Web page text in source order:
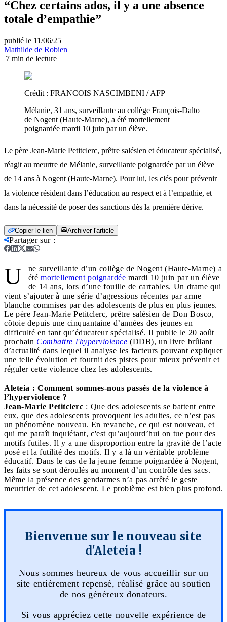
“Chez certains ados, il y a une absence
totale d’empathie”
publié le 11/06/25|
Mathilde de Robien
|7 min de lecture
Crédit : FRANCOIS NASCIMBENI / AFP
Mélanie, 31 ans, surveillante au collège François-Dalto
de Nogent (Haute-Marne), a été mortellement
poignardée mardi 10 juin par un élève.
Le père Jean-Marie Petitclerc, prêtre salésien et éducateur spécialisé,
réagit au meurtre de Mélanie, surveillante poignardée par un élève
de 14 ans à Nogent (Haute-Marne). Pour lui, les clés pour prévenir
la violence résident dans l’éducation au respect et à l’empathie, et
dans la nécessité de poser des sanctions dès la première dérive.
Copier le lien Archiver l'article
Partager sur:
U
ne surveillante d’un collège de Nogent (Haute-Marne) a
été mortellement poignardée mardi 10 juin par un élève
de 14 ans, lors d’une fouille de cartables. Un drame qui
vient s’ajouter à une série d’agressions récentes par arme
blanche commises par des adolescents de plus en plus jeunes.
Le père Jean-Marie Petitclerc, prêtre salésien de Don Bosco,
côtoie depuis une cinquantaine d’années des jeunes en
difficulté en tant qu’éducateur spécialisé. Il publie le 20 août
prochain Combattre l'hyperviolence (DDB), un livre brûlant
d’actualité dans lequel il analyse les facteurs pouvant expliquer
une telle évolution et fournit des pistes pour mieux prévenir et
réguler cette violence chez les adolescents.
Aleteia : Comment sommes-nous passés de la violence à
l’hyperviolence ?
Jean-Marie Petitclerc : Que des adolescents se battent entre
eux, que des adolescents provoquent les adultes, ce n’est pas
un phénomène nouveau. En revanche, ce qui est nouveau, et
qui me paraît inquiétant, c'est qu’aujourd’hui on tue pour des
motifs futiles. Il y a une disproportion entre la gravité de l’acte
posé et la futilité des motifs. Il y a là un véritable problème
éducatif. Dans le cas de la jeune femme poignardée à Nogent,
les faits se sont déroulés au moment d’un contrôle des sacs.
Même la présence des gendarmes n’a pas arrêté le geste
meurtrier de cet adolescent. Le problème est bien plus profond.
Bienvenue sur le nouveau site
d'Aleteia !
Nous sommes heureux de vous accueillir sur un
site entièrement repensé, réalisé grâce au soutien
de nos généreux donateurs.
Si vous appréciez cette nouvelle expérience de